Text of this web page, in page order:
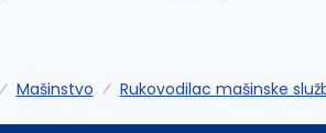
Mašinstvo Rukovodilac mašinske